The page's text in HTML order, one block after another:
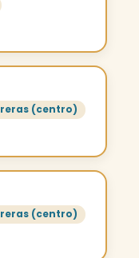
(centro)
(centro)